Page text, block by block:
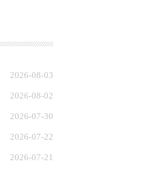
2026-08-03
2026-08-02
2026-07-30
2026-07-22
2026-07-21